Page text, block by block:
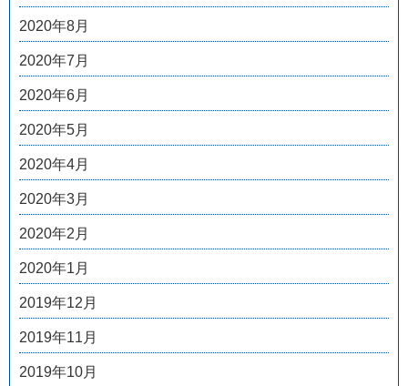
2020年8月
2020年7月
2020年6月
2020年5月
2020年4月
2020年3月
2020年2月
2020年1月
2019年12月
2019年11月
2019年10月